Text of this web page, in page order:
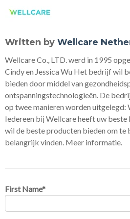
Written by Wellcare
Wellcare Co., LTD. werd in 1995
Cindy en Jessica Wu Het bedrijf wil
bieden door middel van
ontspanningstechnologieën. De
op twee manieren worden uitgelegd:
Iedereen bij Wellcare heeft uw beste
wil de beste producten bieden om te
belangrijk vinden. Meer informatie.
First Name*